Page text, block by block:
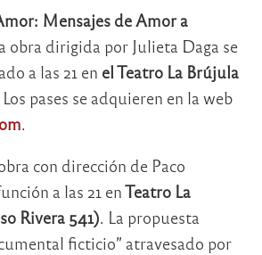
Mensajes de Amor a
obra dirigida por Julieta Daga se
a las 21 en el Teatro La Brújula
Los pases se adquieren en la web
.
con dirección de Paco
a las 21 enTeatro La
Rivera 541). La propuesta
ficticio” atravesado por